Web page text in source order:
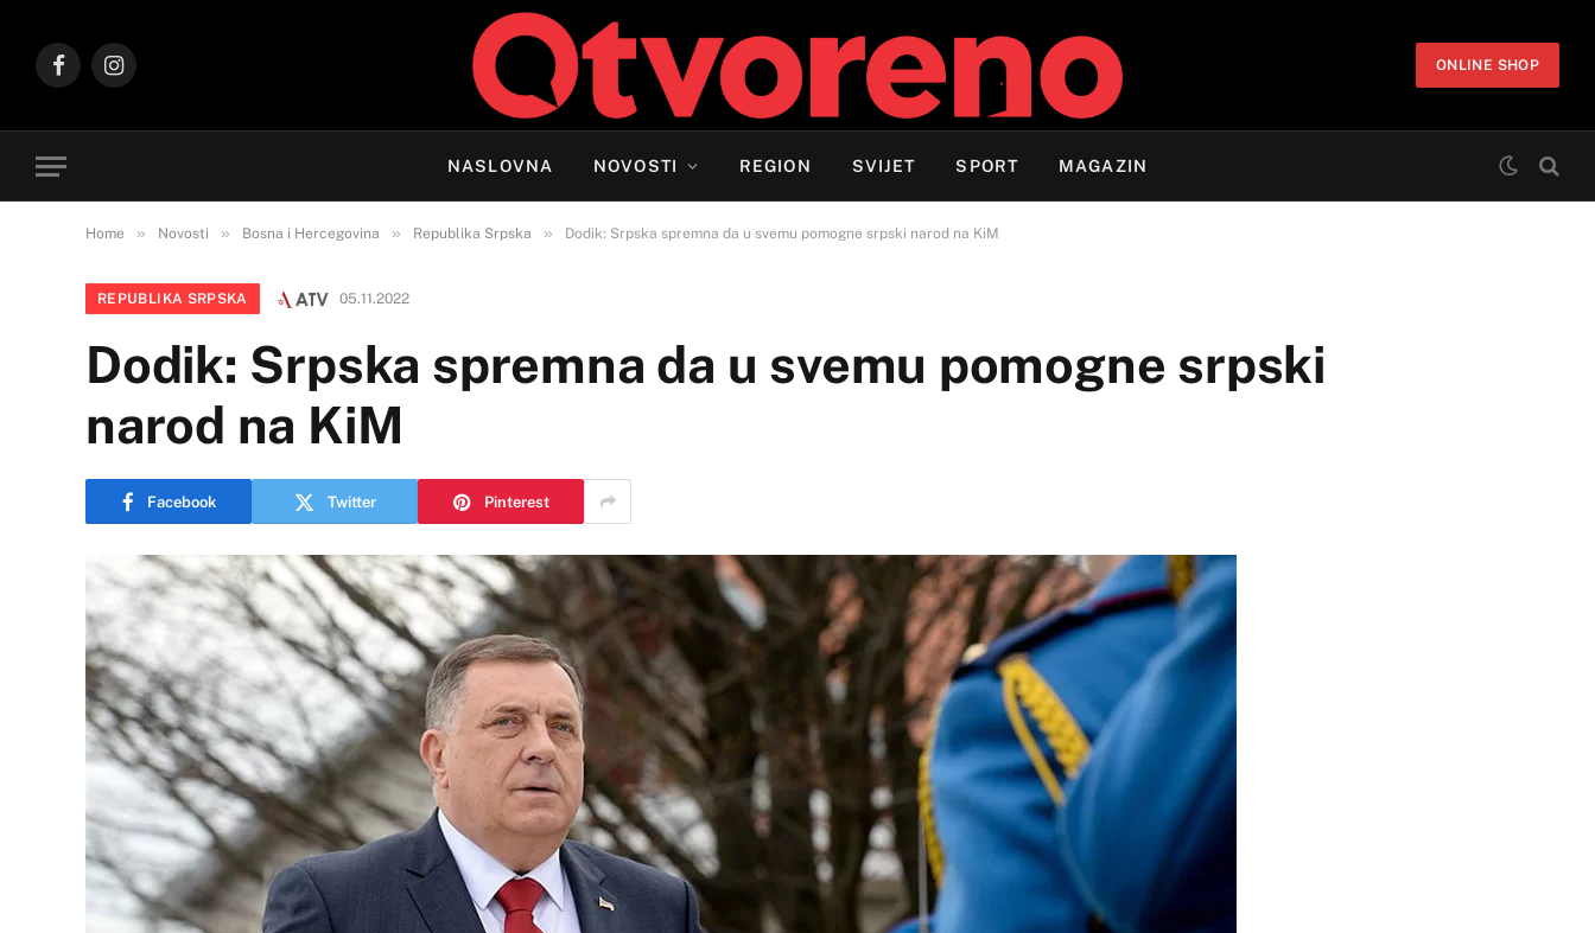
FacebookInstagram
ONLINE SHOP
NASLOVNA NOVOSTI REGION SVIJET SPORT MAGAZIN
Home » Novosti » Bosna i Hercegovina » Republika Srpska » Dodik: Srpska spremna da u svemu pomogne srpski narod na KiM
REPUBLIKA SRPSKA 05.11.2022
Dodik: Srpska spremna da u svemu pomogne srpski
narod na KiM
Facebook Twitter Pinterest